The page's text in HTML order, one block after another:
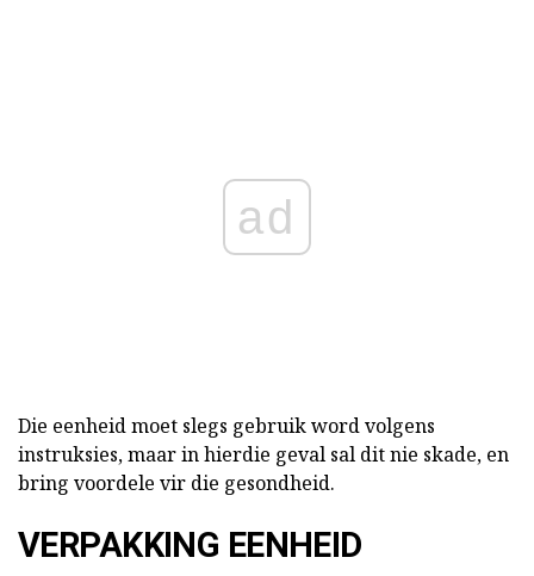
ad
Die eenheid moet slegs gebruik word volgens
instruksies, maar in hierdie geval sal dit nie skade, en
bring voordele vir die gesondheid.
VERPAKKING EENHEID